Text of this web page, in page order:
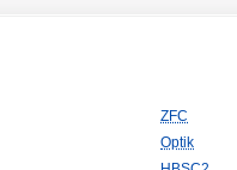
ZFC
Optik